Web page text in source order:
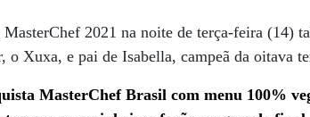
2021 na noite de terça-feira (14)
o Xuxa, e pai de Isabella, campeã da oitava
MasterChef Brasil com menu 100%